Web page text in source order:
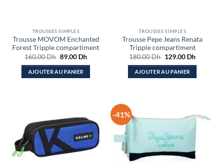
TROUSSES SIMPLES
Trousse MOVOM Enchanted
Forest Tripple compartiment
160.00Dh Le
initial
était :
89.00 DhLe
actuel
AJOUTER AU PANIER
TROUSSES SIMPLES
Trousse Pepe Jeans Renata
Tripple compartiment
180.00Dh Le
initial
était :
129.00 DhLe
actuel
AJOUTER AU PANIER
-41%